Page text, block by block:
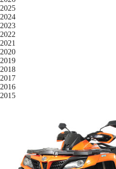
2025
2024
2023
2022
2021
2020
2019
2018
2017
2016
2015